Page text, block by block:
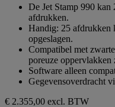
sterren.
De Jet Stamp 990 kan
afdrukken.
Handig: 25 afdrukken
opgeslagen.
Compatibel met
poreuze oppervlakken
Software alleen
Gegevensoverdracht
€ 2.355,00 excl. BTW